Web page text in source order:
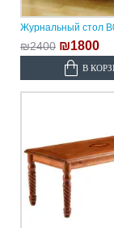
Журнальный стол
₪2400 ₪1800
В